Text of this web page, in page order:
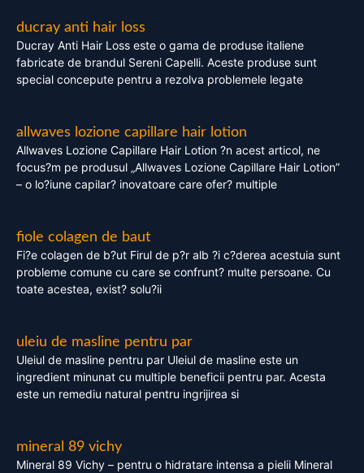
ducray anti hair loss
Ducray Anti Hair Loss este o gama de produse italiene
fabricate de brandul Sereni Capelli. Aceste produse sunt
special concepute pentru a rezolva problemele legate
allwaves lozione capillare hair lotion
Allwaves Lozione Capillare Hair Lotion ?n acest articol, ne
focus?m pe produsul „Allwaves Lozione Capillare Hair Lotion”
– o lo?iune capilar? inovatoare care ofer? multiple
fiole colagen de baut
Fi?e colagen de b?ut Firul de p?r alb ?i c?derea acestuia sunt
probleme comune cu care se confrunt? multe persoane. Cu
toate acestea, exist? solu?ii
uleiu de masline pentru par
Uleiul de masline pentru par Uleiul de masline este un
ingredient minunat cu multiple beneficii pentru par. Acesta
este un remediu natural pentru ingrijirea si
mineral 89 vichy
Mineral 89 Vichy – pentru o hidratare intensa a pielii Mineral